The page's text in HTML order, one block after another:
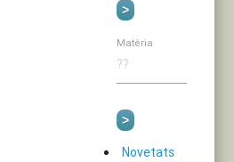
Matèria
Novetats